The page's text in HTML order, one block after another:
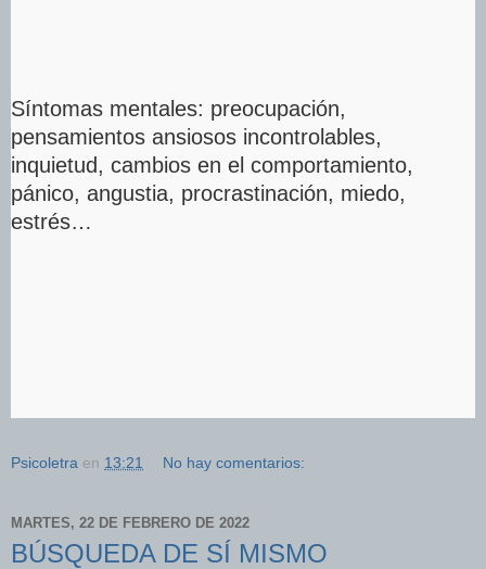
Síntomas mentales: preocupación,
pensamientos ansiosos incontrolables,
inquietud, cambios en el comportamiento,
pánico, angustia, procrastinación, miedo,
estrés…
Psicoletra en 13:21 No hay comentarios:
MARTES, 22 DE FEBRERO DE 2022
BÚSQUEDA DE SÍ MISMO